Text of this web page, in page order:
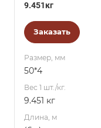
9.451кг
Заказать
Размер, мм
50*4
Вес 1 шт./кг.
9.451 кг
Длина, м